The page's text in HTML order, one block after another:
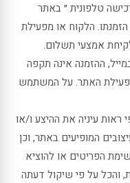
טלפונית ״ באתר
הלקוח או מפעילת
אמצעי תשלום.
ההזמנה אינה תקפה
האתר. על המשתמש
עיניה את ההיצע ו/או
המופיעים באתר, וכן
הפריטים או להוציא
והכל על פי שיקול דעתה